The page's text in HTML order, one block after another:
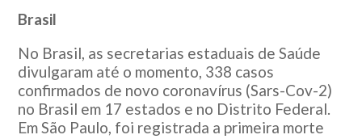
Brasil
No Brasil, as secretarias estaduais de Saúde
divulgaram até o momento, 338 casos
confirmados de novo coronavírus (Sars-Cov-2)
no Brasil em 17 estados e no Distrito Federal.
Em São Paulo, foi registrada a primeira morte